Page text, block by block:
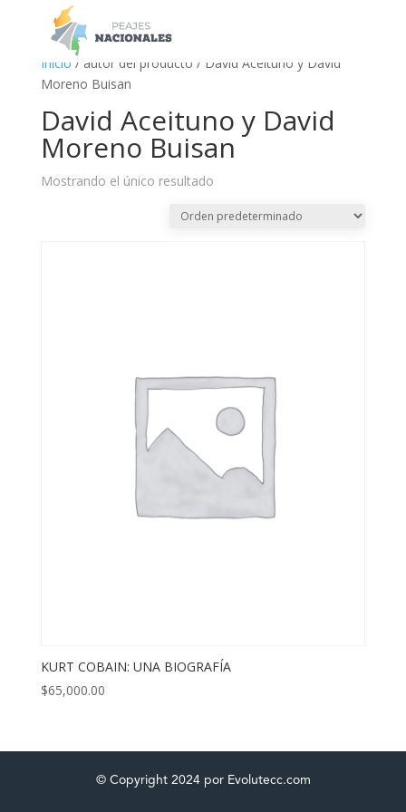
Inicio / autor del producto / David Aceituno y David
Moreno Buisan
David Aceituno y David
Moreno Buisan
Mostrando el único resultado
KURT COBAIN: UNA BIOGRAFÍA
$65,000.00
© Copyright 2024 por Evolutecc.com